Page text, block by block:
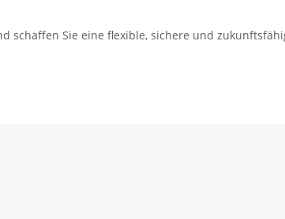
schaffen Sie eine flexible, sichere und